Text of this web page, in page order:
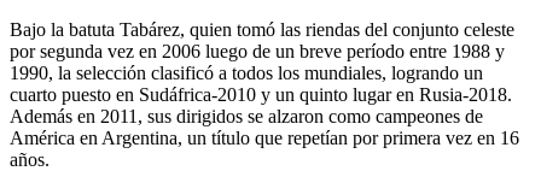
Bajo la batuta Tabárez, quien tomó las riendas del conjunto celeste
por segunda vez en 2006 luego de un breve período entre 1988 y
1990, la selección clasificó a todos los mundiales, logrando un
cuarto puesto en Sudáfrica-2010 y un quinto lugar en Rusia-2018.
Además en 2011, sus dirigidos se alzaron como campeones de
América en Argentina, un título que repetían por primera vez en 16
años.